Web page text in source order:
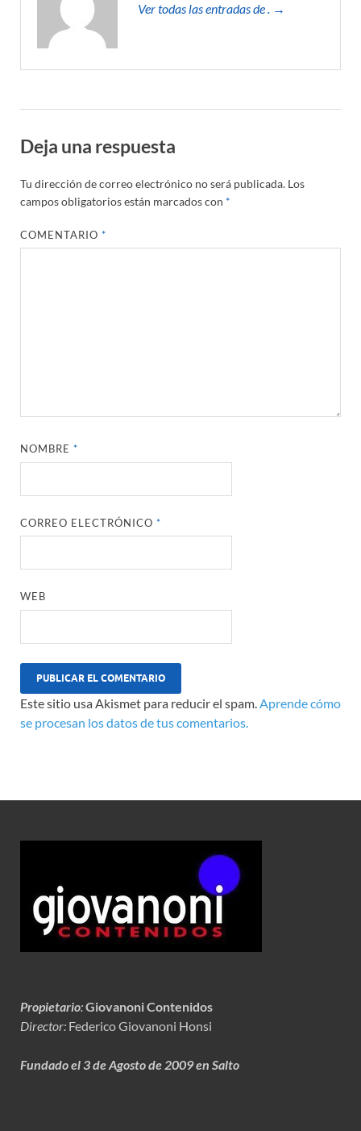
Ver todas las entradas de . →
Deja una respuesta
Tu dirección de correo electrónico no será publicada. Los
campos obligatorios están marcados con *
COMENTARIO*
NOMBRE*
CORREO ELECTRÓNICO*
WEB
Este sitio usa Akismet para reducir el spam. Aprende cómo
se procesan los datos de tus comentarios.
Propietario:Giovanoni Contenidos
Director: Federico Giovanoni Honsi
Fundado el 3 de Agosto de 2009 en Salto